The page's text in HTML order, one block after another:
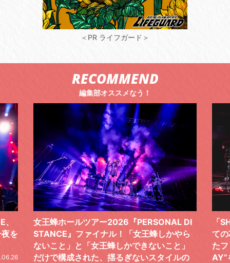
＜PR ライフガード＞
RECOMMEND
編集部オススメなう！
ら
の
「SHISHAMOでした!!!」ロックバンドとし
ての芯を貫き通し、笑顔と感謝で泳ぎ切っ
たファイナルライブ、DAY2“GOODBYE D
AY”をレポート
気
レ